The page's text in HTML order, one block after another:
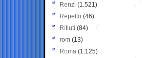
Renzi (1.521)
Repetto (46)
Rifiuti (84)
rom (13)
Roma (1.125)